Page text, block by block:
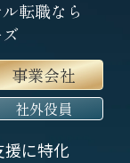
転職なら
事業会社
社外役員
援に特化